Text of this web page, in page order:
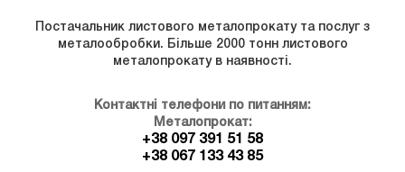
Постачальник листового металопрокату та послуг з
металообробки. Більше 2000 тонн листового
металопрокату в наявності.
Контактні телефони по питанням:
Металопрокат:
+38 097 391 51 58
+38 067 133 43 85